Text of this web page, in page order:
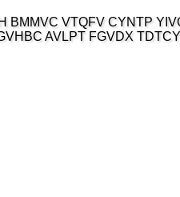
BMMVC VTQFV CYNTP
AVLPT FGVDX